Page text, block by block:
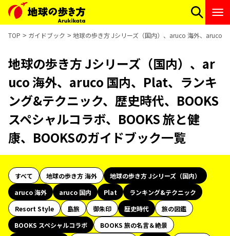
TOP ガイドブック 地球の歩き方 Jシリーズ（国内）、aruco 海外、aruco
地球の歩き方 Jシリーズ（国内）、ar
uco 海外、aruco 国内、Plat、ランキ
ング&テクニック、歴史時代、BOOKS
スペシャルコラボ、BOOKS 旅と健
康、BOOKSのガイドブック一覧
すべて 地球の歩き方 海外
地球の歩き方 Jシリーズ（国内）
aruco 海外
aruco 国内 Plat
ランキング&テクニック
Resort Style
島旅 御朱印 歴史時代
旅の図鑑
BOOKS スペシャルコラボ
BOOKS 旅の名言＆絶景